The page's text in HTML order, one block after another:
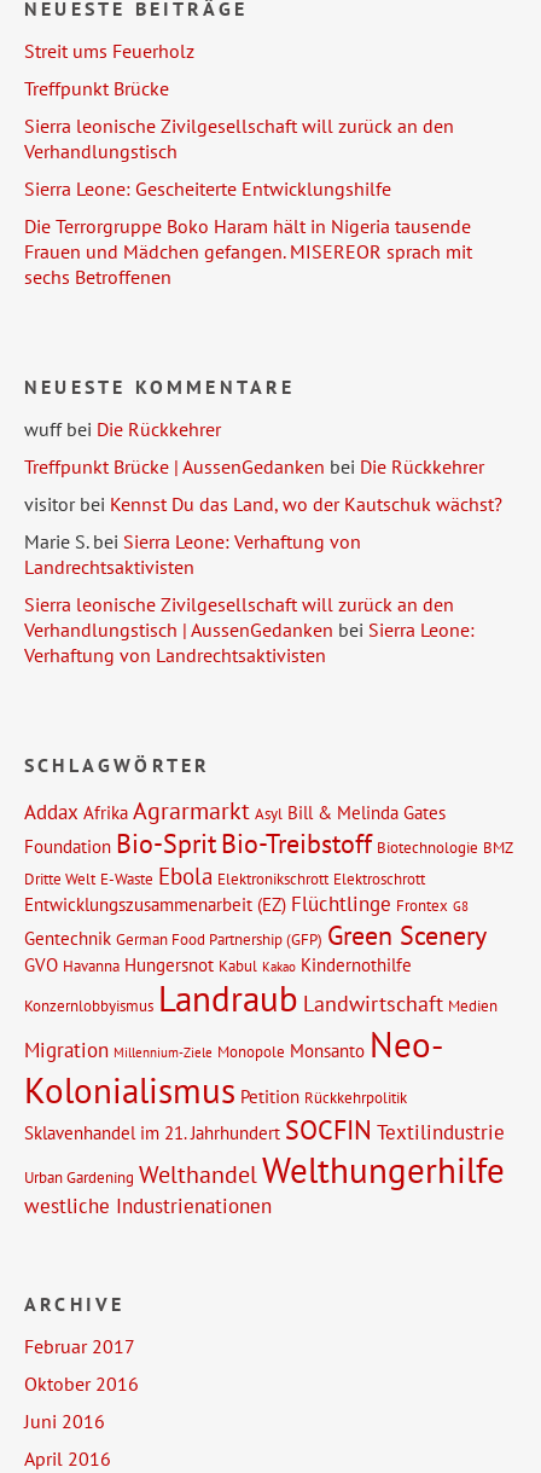
NEUESTE BEITRÄGE
Streit ums Feuerholz
Treffpunkt Brücke
Sierra leonische Zivilgesellschaft will zurück an den
Verhandlungstisch
Sierra Leone: Gescheiterte Entwicklungshilfe
Die Terrorgruppe Boko Haram hält in Nigeria tausende
Frauen und Mädchen gefangen. MISEREOR sprach mit
sechs Betroffenen
NEUESTE KOMMENTARE
wuffbei Die Rückkehrer
Treffpunkt Brücke | AussenGedanken bei Die Rückkehrer
visitorbei Kennst Du das Land, wo der Kautschuk wächst?
Marie S.bei Sierra Leone: Verhaftung von
Landrechtsaktivisten
Sierra leonische Zivilgesellschaft will zurück an den
Verhandlungstisch | AussenGedanken bei Sierra Leone:
Verhaftung von Landrechtsaktivisten
SCHLAGWÖRTER
Addax Afrika Agrarmarkt Asyl Bill & Melinda Gates
Foundation Bio-SpritBio-Treibstoff Biotechnologie BMZ
Dritte Welt E-Waste Ebola Elektronikschrott Elektroschrott
Entwicklungszusammenarbeit (EZ) Flüchtlinge Frontex G8
Gentechnik German Food Partnership (GFP) Green Scenery
GVO Havanna Hungersnot Kabul Kakao Kindernothilfe
Konzernlobbyismus Landraub Landwirtschaft Medien
Migration Millennium-Ziele Monopole Monsanto Neo-
Kolonialismus Petition Rückkehrpolitik
Sklavenhandel im 21. Jahrhundert SOCFIN Textilindustrie
Urban Gardening WelthandelWelthungerhilfe
westliche Industrienationen
ARCHIVE
Februar 2017
Oktober 2016
Juni 2016
April 2016